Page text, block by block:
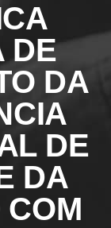
DE
DA
DE
DA